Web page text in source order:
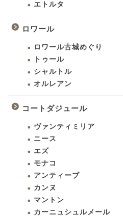
エトルタ
ロワール
ロワール古城めぐり
トゥール
シャルトル
オルレアン
コートダジュール
ヴァンティミリア
ニース
エズ
モナコ
アンティーブ
カンヌ
マントン
カーニュシュルメール